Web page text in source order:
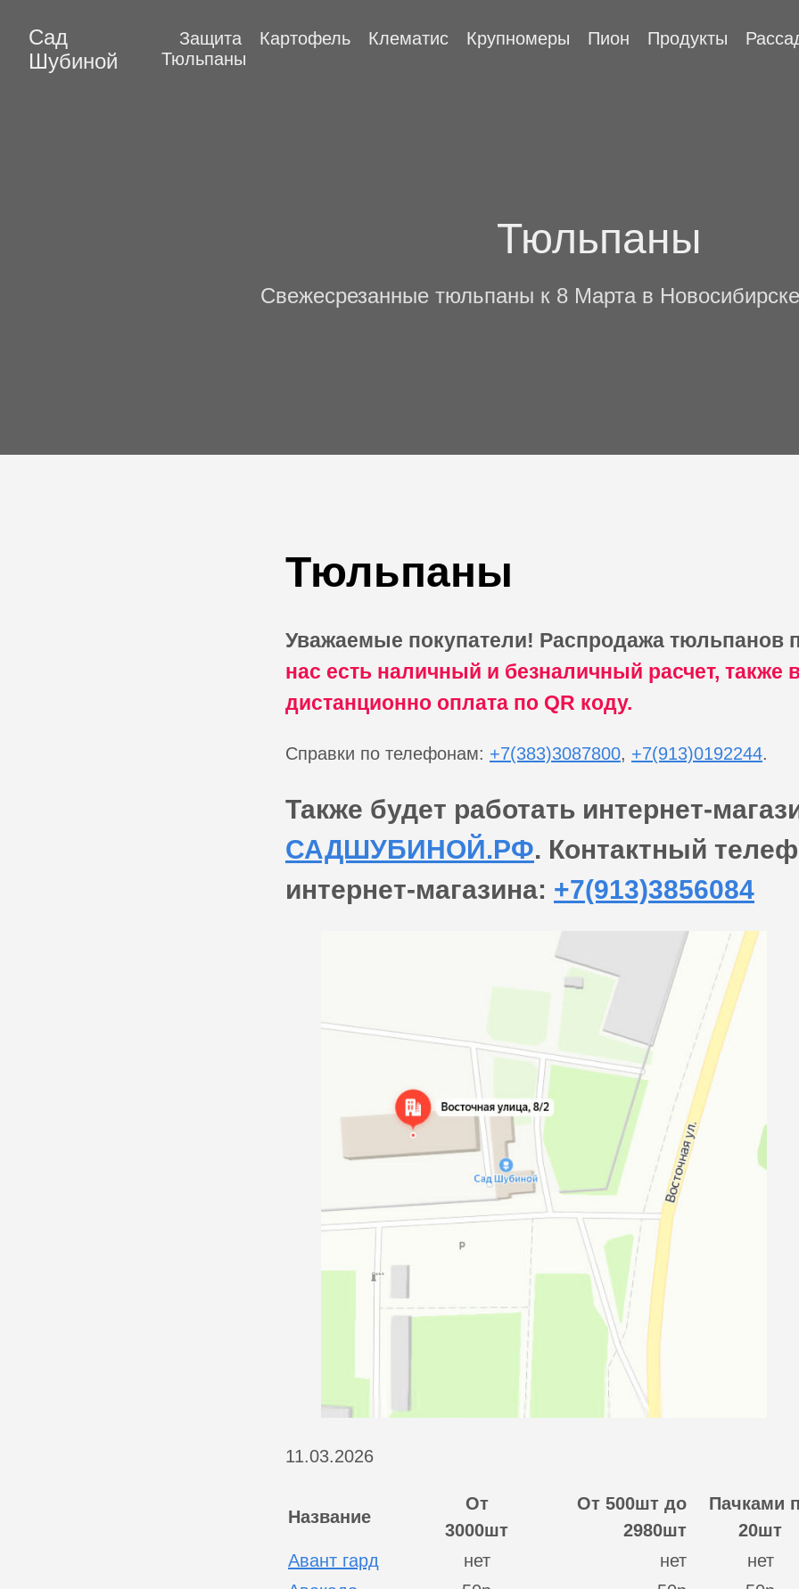
Сад
Шубиной
Защита Картофель Клематис Крупномеры Пион Продукты
Тюльпаны
Тюльпаны
Свежесрезанные тюльпаны к 8 Марта в
Тюльпаны
Уважаемые покупатели! Распродажа тюльпанов
нас есть наличный и безналичный расчет, также
дистанционно оплата по QR коду.
Справки по телефонам: +7(383)3087800, +7(913)0192244.
Также будет работать интернет-
САДШУБИНОЙ.РФ. Контактный
интернет-магазина: +7(913)3856084
11.03.2026
Название
От
3000шт
От 500шт до
2980шт
Пачками
20шт
Авант гард нет нет нет